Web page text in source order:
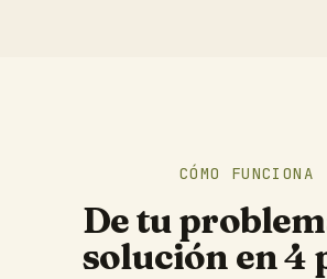
CÓMO FUNCIONA
De tu
solución en 4